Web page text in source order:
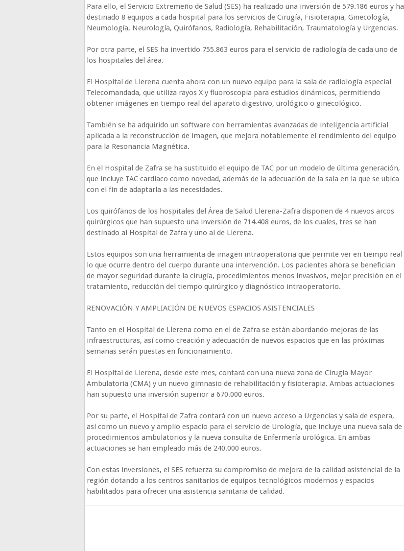
Para ello, el Servicio Extremeño de Salud (SES) ha realizado una inversión de 579.186 euros y ha
destinado 8 equipos a cada hospital para los servicios de Cirugía, Fisioterapia, Ginecología,
Neumología, Neurología, Quirófanos, Radiología, Rehabilitación, Traumatología y Urgencias.
Por otra parte, el SES ha invertido 755.863 euros para el servicio de radiología de cada uno de
los hospitales del área.
El Hospital de Llerena cuenta ahora con un nuevo equipo para la sala de radiología especial
Telecomandada, que utiliza rayos X y fluoroscopia para estudios dinámicos, permitiendo
obtener imágenes en tiempo real del aparato digestivo, urológico o ginecológico.
También se ha adquirido un software con herramientas avanzadas de inteligencia artificial
aplicada a la reconstrucción de imagen, que mejora notablemente el rendimiento del equipo
para la Resonancia Magnética.
En el Hospital de Zafra se ha sustituido el equipo de TAC por un modelo de última generación,
que incluye TAC cardiaco como novedad, además de la adecuación de la sala en la que se ubica
con el fin de adaptarla a las necesidades.
Los quirófanos de los hospitales del Área de Salud Llerena-Zafra disponen de 4 nuevos arcos
quirúrgicos que han supuesto una inversión de 714.408 euros, de los cuales, tres se han
destinado al Hospital de Zafra y uno al de Llerena.
Estos equipos son una herramienta de imagen intraoperatoria que permite ver en tiempo real
lo que ocurre dentro del cuerpo durante una intervención. Los pacientes ahora se benefician
de mayor seguridad durante la cirugía, procedimientos menos invasivos, mejor precisión en el
tratamiento, reducción del tiempo quirúrgico y diagnóstico intraoperatorio.
RENOVACIÓN Y AMPLIACIÓN DE NUEVOS ESPACIOS ASISTENCIALES
Tanto en el Hospital de Llerena como en el de Zafra se están abordando mejoras de las
infraestructuras, así como creación y adecuación de nuevos espacios que en las próximas
semanas serán puestas en funcionamiento.
El Hospital de Llerena, desde este mes, contará con una nueva zona de Cirugía Mayor
Ambulatoria (CMA) y un nuevo gimnasio de rehabilitación y fisioterapia. Ambas actuaciones
han supuesto una inversión superior a 670.000 euros.
Por su parte, el Hospital de Zafra contará con un nuevo acceso a Urgencias y sala de espera,
así como un nuevo y amplio espacio para el servicio de Urología, que incluye una nueva sala de
procedimientos ambulatorios y la nueva consulta de Enfermería urológica. En ambas
actuaciones se han empleado más de 240.000 euros.
Con estas inversiones, el SES refuerza su compromiso de mejora de la calidad asistencial de la
región dotando a los centros sanitarios de equipos tecnológicos modernos y espacios
habilitados para ofrecer una asistencia sanitaria de calidad.